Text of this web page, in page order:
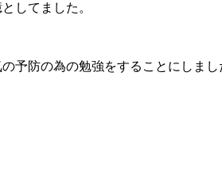
してました。
予防の為の勉強をすることにしま